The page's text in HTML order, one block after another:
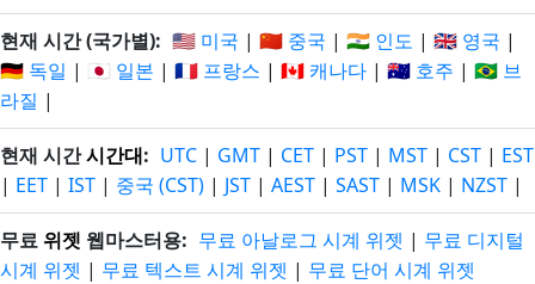
현재 시간 (국가별): 🇺🇸 미국 | 🇨🇳 중국 | 🇮🇳 인도 | 🇬🇧 영국 |
🇩🇪 독일 | 🇯🇵 일본 | 🇫🇷 프랑스 | 🇨🇦 캐나다 | 🇦🇺 호주 | 🇧🇷 브
라질 |
현재 시간시간대: UTC | GMT | CET | PST | MST | CST | EST
| EET | IST | 중국 (CST) | JST | AEST | SAST | MSK | NZST |
무료 위젯 웹마스터용: 무료 아날로그 시계 위젯 | 무료 디지털
시계 위젯 | 무료 텍스트 시계 위젯 | 무료 단어 시계 위젯